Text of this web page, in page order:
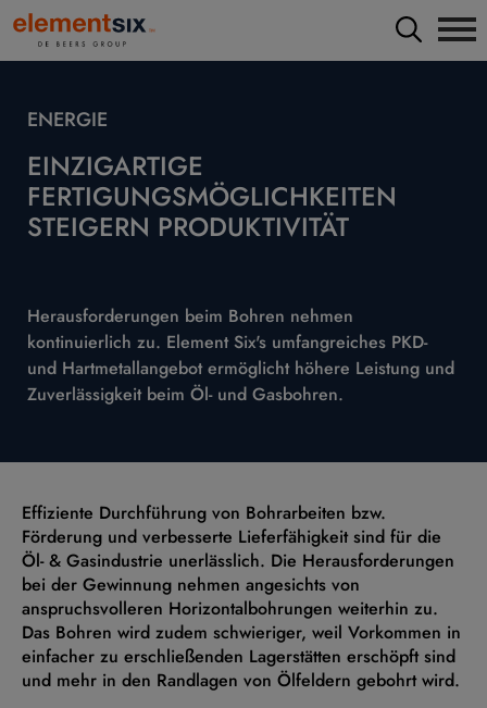
ENERGIE
EINZIGARTIGE
FERTIGUNGSMÖGLICHKEITEN
STEIGERN PRODUKTIVITÄT
Herausforderungen beim Bohren nehmen
kontinuierlich zu. Element Six's umfangreiches PKD-
und Hartmetallangebot ermöglicht höhere Leistung und
Zuverlässigkeit beim Öl- und Gasbohren.
Effiziente Durchführung von Bohrarbeiten bzw.
Förderung und verbesserte Lieferfähigkeit sind für die
Öl- & Gasindustrie unerlässlich. Die Herausforderungen
bei der Gewinnung nehmen angesichts von
anspruchsvolleren Horizontalbohrungen weiterhin zu.
Das Bohren wird zudem schwieriger, weil Vorkommen in
einfacher zu erschließenden Lagerstätten erschöpft sind
und mehr in den Randlagen von Ölfeldern gebohrt wird.